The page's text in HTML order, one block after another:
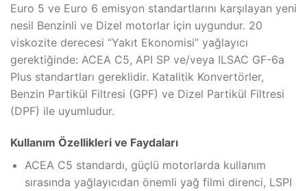
Euro 5 ve Euro 6 emisyon standartlarını karşılayan yeni
nesil Benzinli ve Dizel motorlar için uygundur. 20
viskozite derecesi “Yakıt Ekonomisi” yağlayıcı
gerektiğinde: ACEA C5, API SP ve/veya ILSAC GF-6a
Plus standartları gereklidir. Katalitik Konvertörler,
Benzin Partikül Filtresi (GPF) ve Dizel Partikül Filtresi
(DPF) ile uyumludur.
Kullanım Özellikleri ve Faydaları
ACEA C5 standardı, güçlü motorlarda kullanım
sırasında yağlayıcıdan önemli yağ filmi direnci, LSPI